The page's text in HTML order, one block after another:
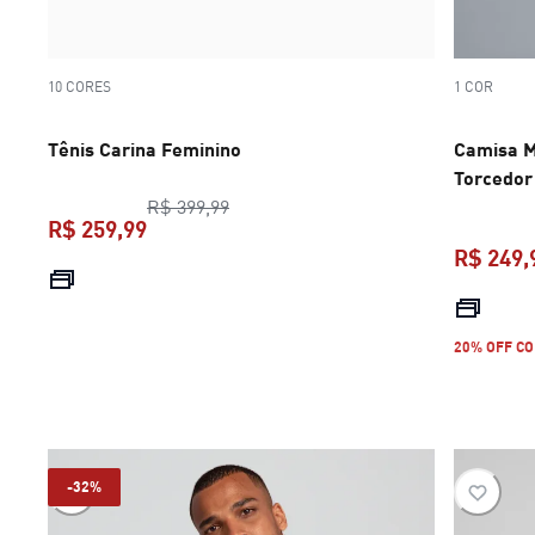
10 CORES
Tênis Carina Feminino
R$ 399,99preço original R$ 399,99
R$ 259,99
1 COR
Camisa
R$
20% OFF
-32%